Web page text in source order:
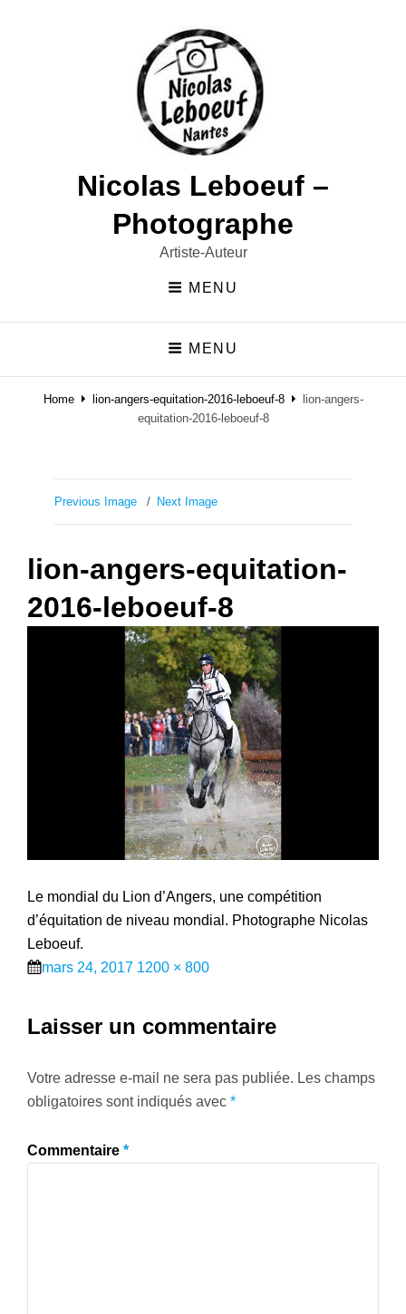
Nicolas Leboeuf –
Photographe
Artiste-Auteur
MENU
MENU
Home lion-angers-equitation-2016-leboeuf-8
lion-angers-
equitation-2016-leboeuf-8
Previous Image Next Image
lion-angers-equitation-
2016-leboeuf-8
Le mondial du Lion d’Angers, une compétition
d’équitation de niveau mondial. Photographe Nicolas
Leboeuf.
Posted
mars 24, 2017 Full
1200 × 800
Laisser un commentaire
Votre adresse e-mail ne sera pas publiée. Les champs
obligatoires sont indiqués avec *
Commentaire *